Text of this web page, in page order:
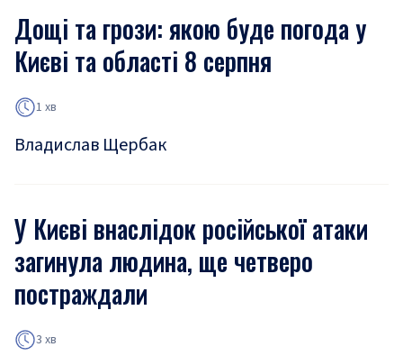
Дощі та грози: якою буде погода у
Києві та області 8 серпня
1 хв
Владислав Щербак
У Києві внаслідок російської атаки
загинула людина, ще четверо
постраждали
3 хв